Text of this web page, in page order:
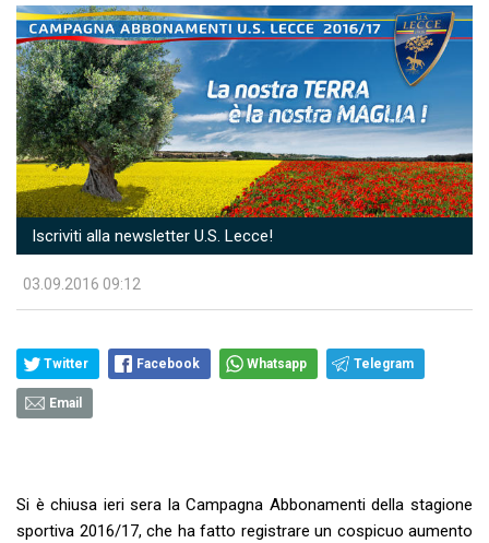
Iscriviti alla newsletter U.S. Lecce!
03.09.2016 09:12
Twitter Facebook Whatsapp Telegram
Email
Si è chiusa ieri sera la Campagna Abbonamenti della stagione
sportiva 2016/17, che ha fatto registrare un cospicuo aumento